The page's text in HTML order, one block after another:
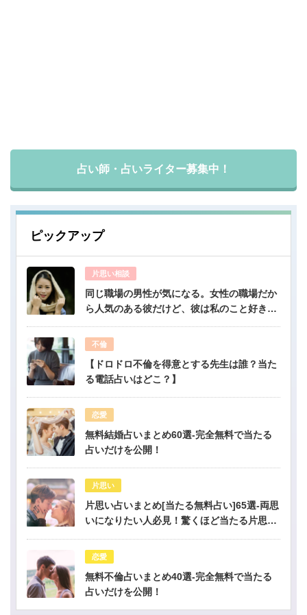
占い師・占いライター募集中！
ピックアップ
片思い相談
同じ職場の男性が気になる。女性の職場だか
ら人気のある彼だけど、彼は私のこと好き？-
不倫
【ドロドロ不倫を得意とする先生は誰？当た
る電話占いはどこ？】
恋愛
無料結婚占いまとめ60選-完全無料で当たる
占いだけを公開！
片思い
片思い占いまとめ[当たる無料占い]65選-両思
いになりたい人必見！驚くほど当たる片思い
恋愛
無料不倫占いまとめ40選-完全無料で当たる
占いだけを公開！